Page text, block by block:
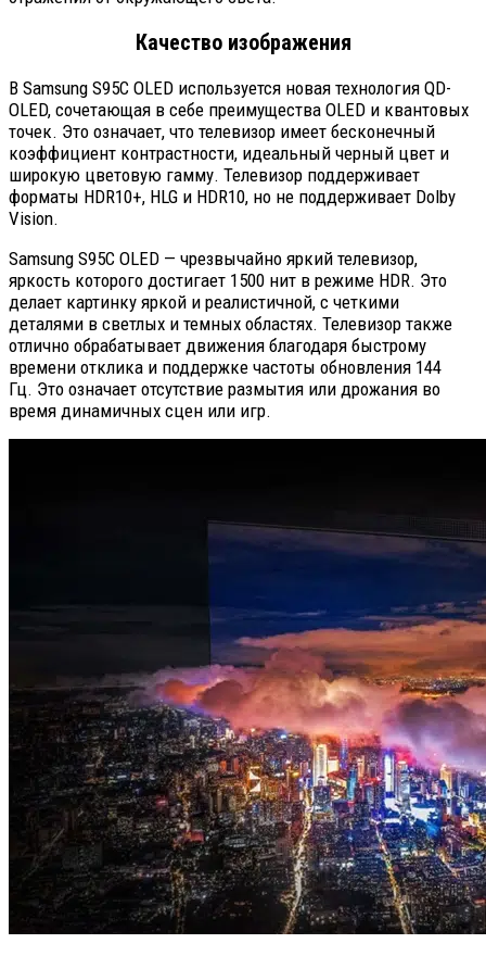
Качество изображения
В Samsung S95C OLED используется новая технология QD-
OLED, сочетающая в себе преимущества OLED и квантовых
точек. Это означает, что телевизор имеет бесконечный
коэффициент контрастности, идеальный черный цвет и
широкую цветовую гамму. Телевизор поддерживает
форматы HDR10+, HLG и HDR10, но не поддерживает Dolby
Vision.
Samsung S95C OLED — чрезвычайно яркий телевизор,
яркость которого достигает 1500 нит в режиме HDR. Это
делает картинку яркой и реалистичной, с четкими
деталями в светлых и темных областях. Телевизор также
отлично обрабатывает движения благодаря быстрому
времени отклика и поддержке частоты обновления 144
Гц. Это означает отсутствие размытия или дрожания во
время динамичных сцен или игр.